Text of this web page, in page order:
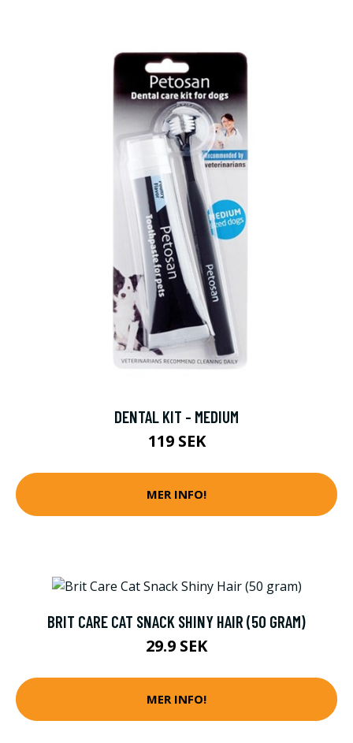
DENTAL KIT - MEDIUM
119 SEK
MER INFO!
BRIT CARE CAT SNACK SHINY HAIR (50 GRAM)
29.9 SEK
MER INFO!